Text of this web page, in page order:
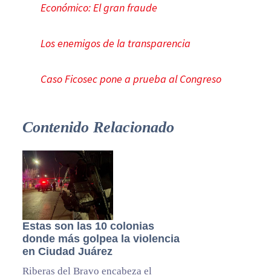
Económico: El gran fraude
Los enemigos de la transparencia
Caso Ficosec pone a prueba al Congreso
Contenido Relacionado
Estas son las 10 colonias
donde más golpea la violencia
en Ciudad Juárez
Riberas del Bravo encabeza el